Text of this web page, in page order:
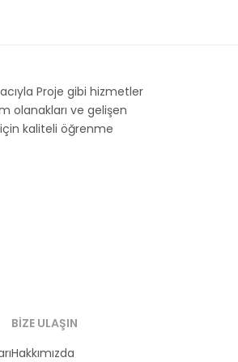
Proje gibi hizmetler
olanakları ve gelişen
kaliteli öğrenme
BIZE ULAŞIN
Hakkımızda